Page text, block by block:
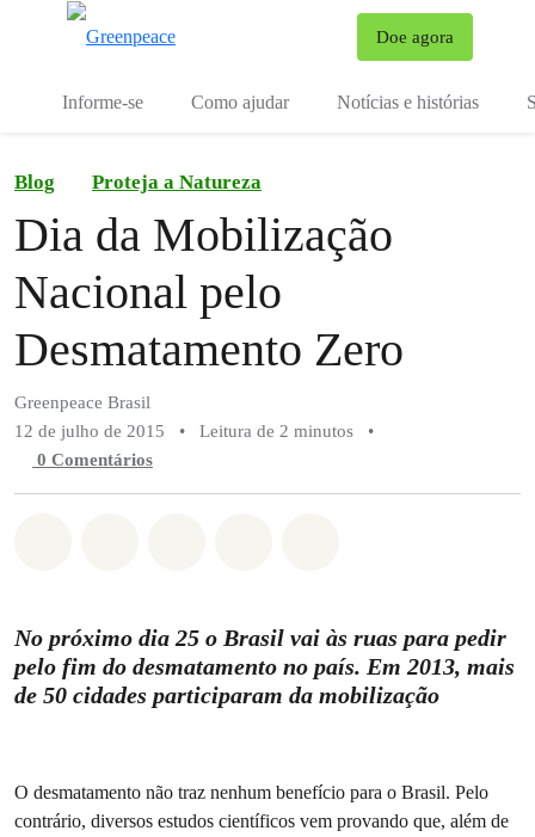
Doe agora
Informe-se Como ajudar Notícias e histórias
Blog Proteja a Natureza
Dia da Mobilização
Nacional pelo
Desmatamento Zero
Greenpeace Brasil
12 de julho de 2015
• Leitura de 2 minutos
•
0 Comentários
No próximo dia 25 o Brasil vai às ruas para pedir
pelo fim do desmatamento no país. Em 2013, mais
de 50 cidades participaram da mobilização
O desmatamento não traz nenhum benefício para o Brasil. Pelo
contrário, diversos estudos científicos vem provando que, além de